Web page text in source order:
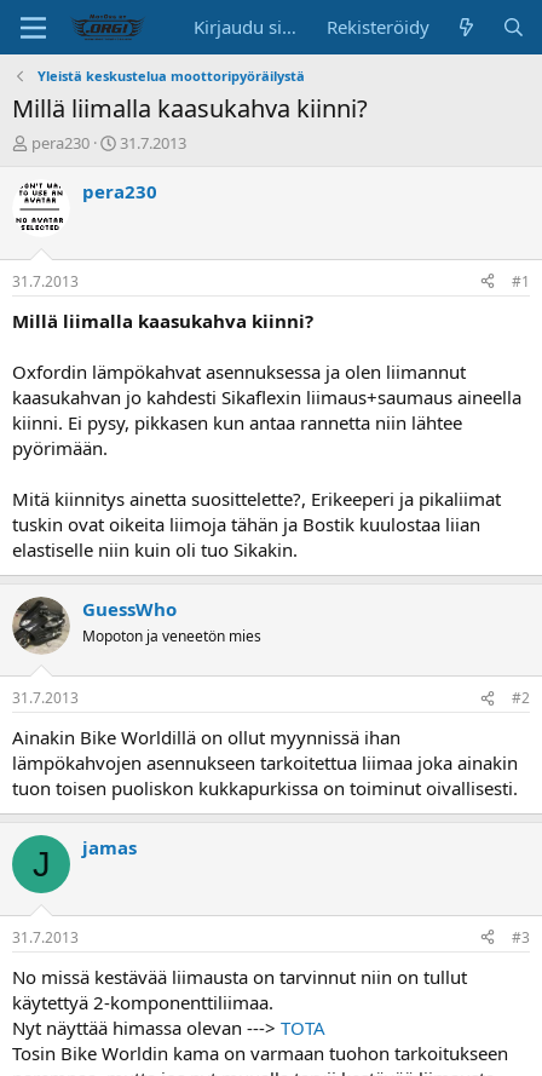
Kirjaudu sisään Rekisteröidy
Yleistä keskustelua moottoripyöräilystä
Millä liimalla kaasukahva kiinni?
K
s
k
u
s
t
e
l
a
l
o
i
t
a
j
a
pera230
A
o
p
ä
ä
31.7.2013
pera230
31.7.2013 #1
Millä liimalla kaasukahva kiinni?
Oxfordin lämpökahvat asennuksessa ja olen liimannut
kaasukahvan jo kahdesti Sikaflexin liimaus+saumaus aineella
kiinni. Ei pysy, pikkasen kun antaa rannetta niin lähtee
pyörimään.
Mitä kiinnitys ainetta suosittelette?, Erikeeperi ja pikaliimat
tuskin ovat oikeita liimoja tähän ja Bostik kuulostaa liian
elastiselle niin kuin oli tuo Sikakin.
GuessWho
Mopoton ja veneetön mies
31.7.2013 #2
Ainakin Bike Worldillä on ollut myynnissä ihan
lämpökahvojen asennukseen tarkoitettua liimaa joka ainakin
tuon toisen puoliskon kukkapurkissa on toiminut oivallisesti.
J jamas
31.7.2013 #3
No missä kestävää liimausta on tarvinnut niin on tullut
käytettyä 2-komponenttiliimaa.
Nyt näyttää himassa olevan ---> TOTA
Tosin Bike Worldin kama on varmaan tuohon tarkoitukseen